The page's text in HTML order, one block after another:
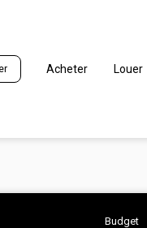
Acheter Louer
Budget